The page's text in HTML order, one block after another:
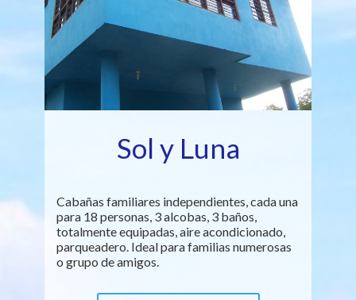
Sol y Luna
Cabañas familiares independientes, cada una
para 18 personas, 3 alcobas, 3 baños,
totalmente equipadas, aire acondicionado,
parqueadero. Ideal para familias numerosas
o grupo de amigos.